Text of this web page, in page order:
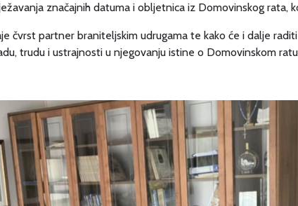
značajnih datuma i obljetnica iz Domovinskog rata,
čvrst partner braniteljskim udrugama te kako će i dalje
trudu i ustrajnosti u njegovanju istine o Domovinskom